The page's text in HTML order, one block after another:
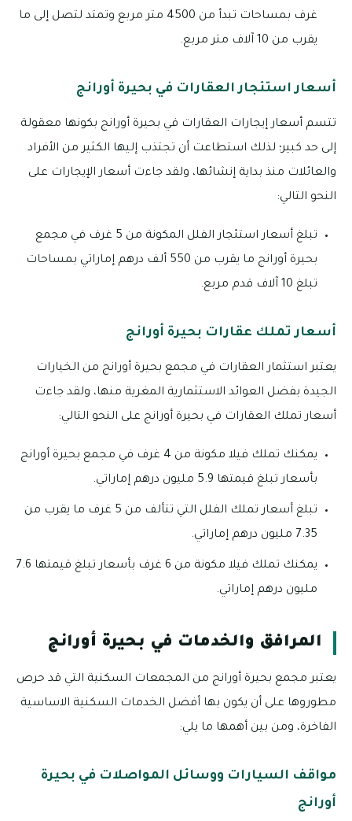
غرف بمساحات تبدأ من 4500 متر مربع وتمتد لتصل إلى ما
يقرب من 10 آلاف متر مربع.
أسعار استئجار العقارات في بحيرة أورانج
تتسم أسعار إيجارات العقارات في بحيرة أورانج بكونها معقولة
إلى حد كبير؛ لذلك استطاعت أن تجتذب إليها الكثير من الأفراد
والعائلات منذ بداية إنشائها، ولقد جاءت أسعار الإيجارات على
النحو التالي:
تبلغ أسعار استئجار الفلل المكونة من 5 غرف في مجمع
بحيرة أورانج ما يقرب من 550 ألف درهم إماراتي بمساحات
تبلغ 10 آلاف قدم مربع.
أسعار تملك عقارات بحيرة أورانج
يعتبر استثمار العقارات في مجمع بحيرة أورانج من الخيارات
الجيدة بفضل العوائد الاستثمارية المغرية منها، ولقد جاءت
أسعار تملك العقارات في بحيرة أورانج على النحو التالي:
يمكنك تملك فيلا مكونة من 4 غرف في مجمع بحيرة أورانج
بأسعار تبلغ قيمتها 5.9 مليون درهم إماراتي.
تبلغ أسعار تملك الفلل التي تتألف من 5 غرف ما يقرب من
7.35 مليون درهم إماراتي.
يمكنك تملك فيلا مكونة من 6 غرف بأسعار تبلغ قيمتها 7.6
مليون درهم إماراتي.
المرافق والخدمات في بحيرة أورانج
يعتبر مجمع بحيرة أورانج من المجمعات السكنية التي قد حرص
مطوروها على أن يكون بها أفضل الخدمات السكنية الاساسية
الفاخرة، ومن بين أهمها ما يلي:
مواقف السيارات ووسائل المواصلات في بحيرة
أورانج